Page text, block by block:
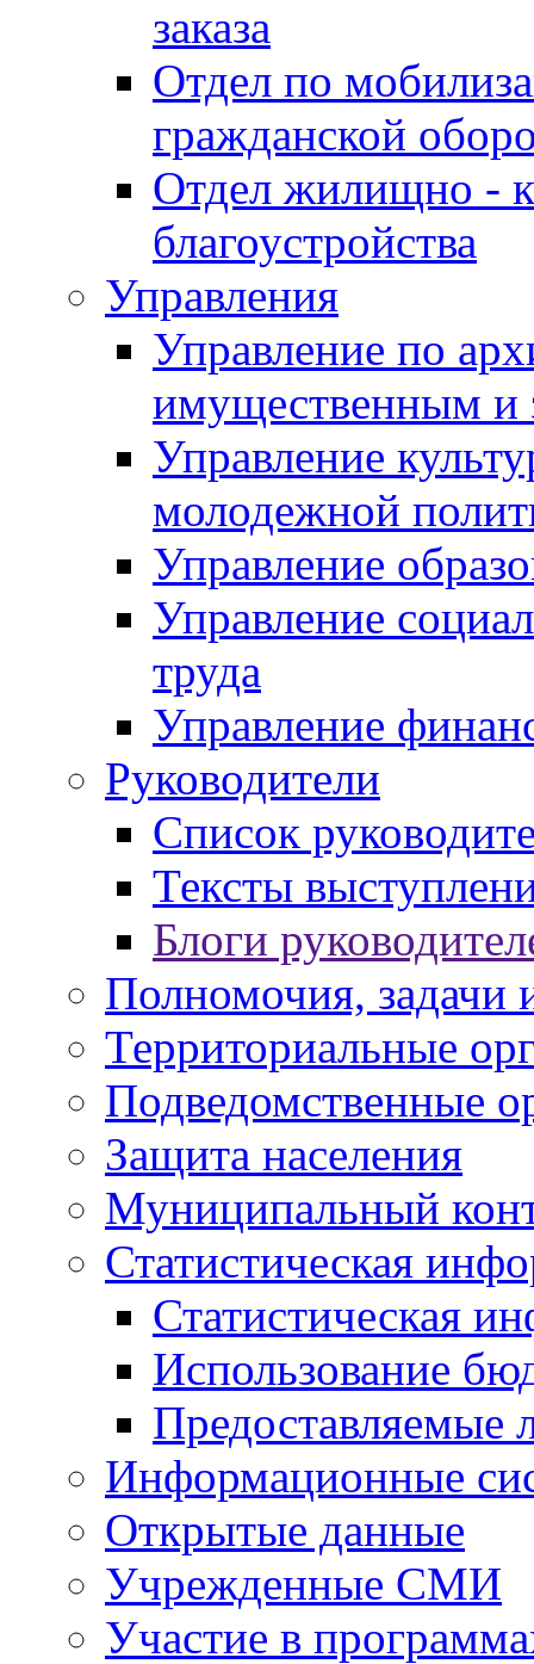
заказа
Отдел по
гражданской
Отдел жилищно -
благоустройства
Управления
Управление по
имущественным и
Управление
молодежной
Управление
Управление
труда
Управление
Руководители
Список
Тексты
Блоги
Полномочия, задачи
Территориальные
Подведомственные
Защита населения
Муниципальный
Статистическая
Статистическая
Использование
Предоставляемые
Информационные
Открытые данные
Учрежденные СМИ
Участие в